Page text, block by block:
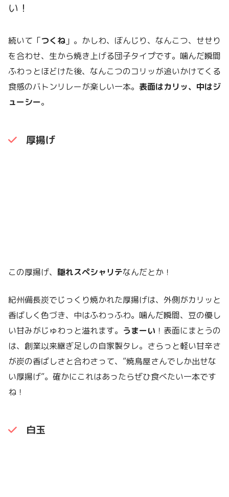
い！
続いて「つくね 」。かしわ、ぼんじり、なんこつ、せせり
を合わせ、生から焼き上げる団子タイプです。噛んだ瞬間
ふわっとほどけた後、なんこつのコリッが追いかけてくる
食感のバトンリレーが楽しい一本。 表面はカリッ、中はジ
ューシー。
厚揚げ
この厚揚げ、 隠れスペシャリテなんだとか！
紀州備長炭でじっくり焼かれた厚揚げは、外側がカリッと
香ばしく色づき、中はふわっふわ。噛んだ瞬間、豆の優し
い甘みがじゅわっと溢れます。 うまーい ！表面にまとうの
は、創業以来継ぎ足しの自家製タレ。さらっと軽い甘辛さ
が炭の香ばしさと合わさって、”焼鳥屋さんでしか出せな
い厚揚げ”。確かにこれはあったらぜひ食べたい一本です
ね！
白玉